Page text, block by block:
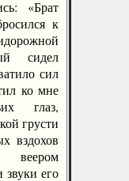
«Брат
к
сидел
сил
ко мне
глаз,
грусти
вздохов
веером
его